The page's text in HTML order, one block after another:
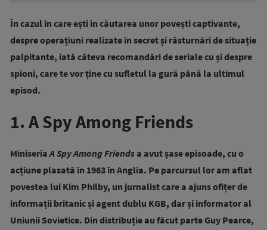
În cazul în care ești în căutarea unor povești captivante,
despre operațiuni realizate în secret și răsturnări de situație
palpitante, iată câteva recomandări de seriale cu și despre
spioni, care te vor ține cu sufletul la gură până la ultimul
episod.
1. A Spy Among Friends
MiniseriaA Spy Among Friends a avut șase episoade, cu o
acțiune plasată în 1963 în Anglia. Pe parcursul lor am aflat
povestea lui Kim Philby, un jurnalist care a ajuns ofițer de
informații britanic și agent dublu KGB, dar și informator al
Uniunii Sovietice. Din distribuție au făcut parte Guy Pearce,